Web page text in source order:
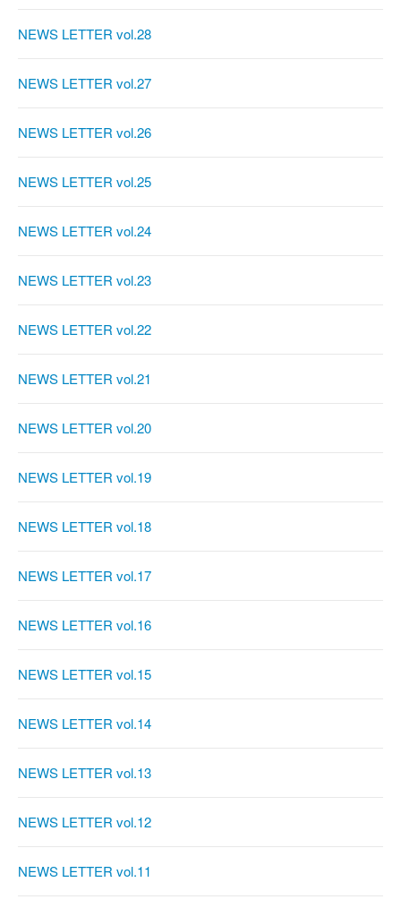
NEWS LETTER vol.28
NEWS LETTER vol.27
NEWS LETTER vol.26
NEWS LETTER vol.25
NEWS LETTER vol.24
NEWS LETTER vol.23
NEWS LETTER vol.22
NEWS LETTER vol.21
NEWS LETTER vol.20
NEWS LETTER vol.19
NEWS LETTER vol.18
NEWS LETTER vol.17
NEWS LETTER vol.16
NEWS LETTER vol.15
NEWS LETTER vol.14
NEWS LETTER vol.13
NEWS LETTER vol.12
NEWS LETTER vol.11